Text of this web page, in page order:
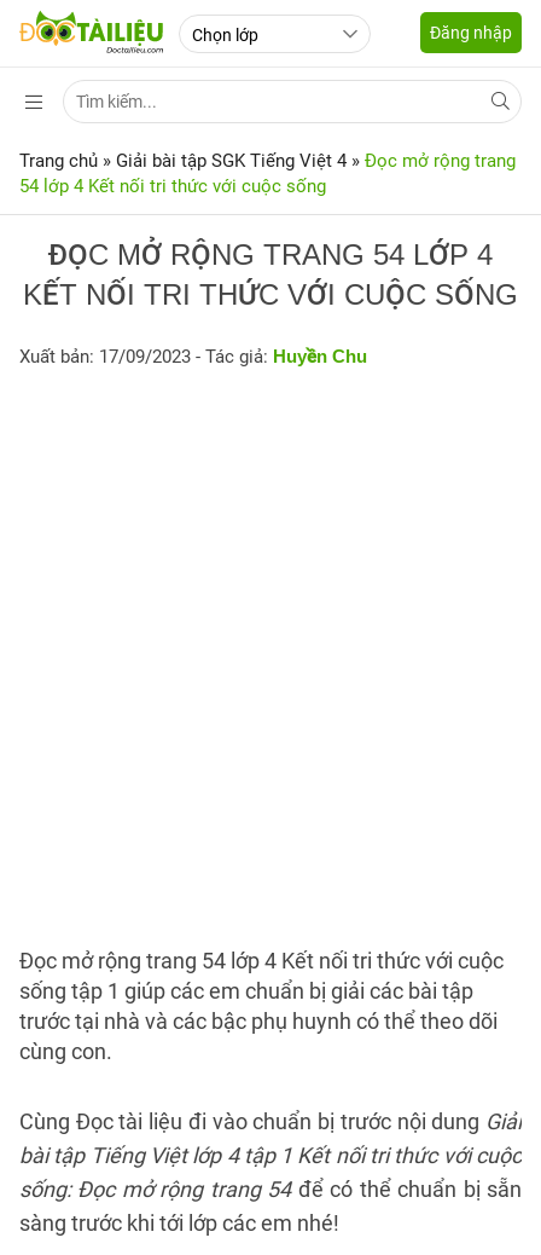
Đăng nhập
Trang chủ » Giải bài tập SGK Tiếng Việt 4 » Đọc mở rộng trang
54 lớp 4 Kết nối tri thức với cuộc sống
ĐỌC MỞ RỘNG TRANG 54 LỚP 4
KẾT NỐI TRI THỨC VỚI CUỘC SỐNG
Xuất bản: 17/09/2023 - Tác giả: Huyền Chu
Đọc mở rộng trang 54 lớp 4 Kết nối tri thức với cuộc
sống tập 1 giúp các em chuẩn bị giải các bài tập
trước tại nhà và các bậc phụ huynh có thể theo dõi
cùng con.
Cùng Đọc tài liệu đi vào chuẩn bị trước nội dung Giải
bài tập Tiếng Việt lớp 4 tập 1 Kết nối tri thức với cuộc
sống: Đọc mở rộng trang 54 để có thể chuẩn bị sẵn
sàng trước khi tới lớp các em nhé!